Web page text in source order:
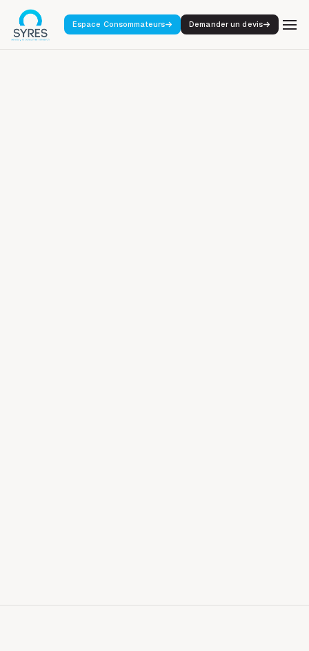
Espace Consommateurs Demander un devis